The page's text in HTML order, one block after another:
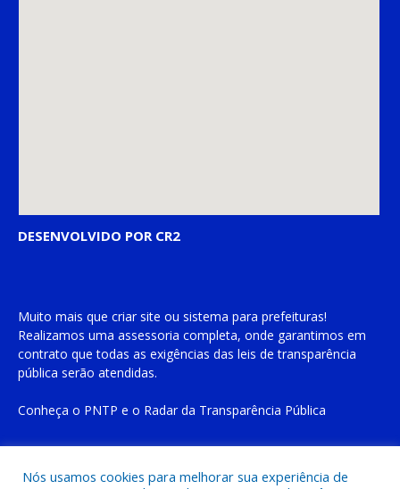
DESENVOLVIDO POR CR2
Muito mais que criar site ou sistema para prefeituras!
Realizamos uma assessoria completa, onde garantimos em
contrato que todas as exigências das leis de transparência
pública serão atendidas.
Conheça o PNTP e o Radar da Transparência Pública
Nós usamos cookies para melhorar sua experiência de